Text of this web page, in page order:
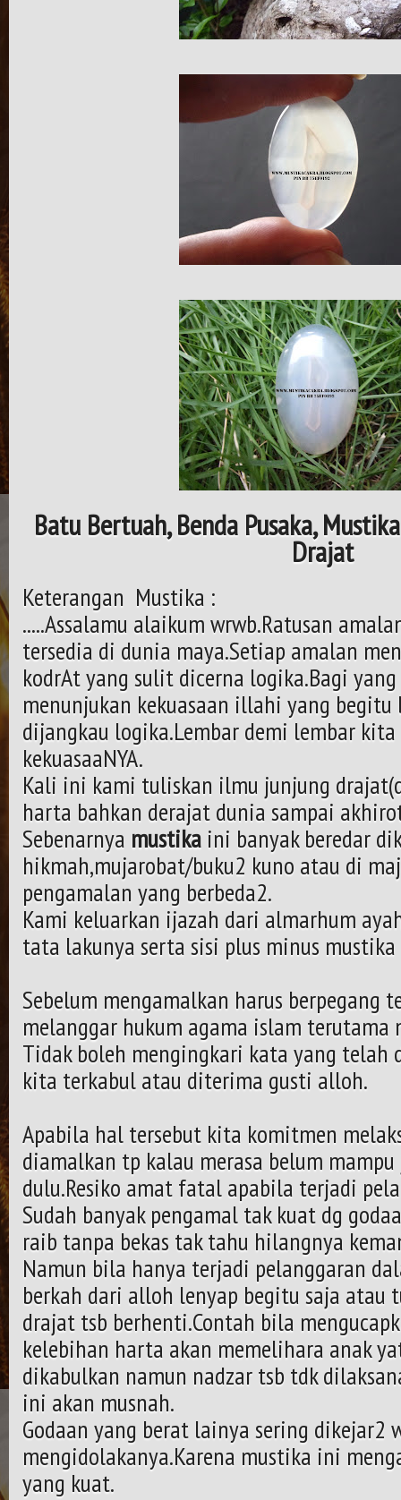
Batu Bertuah, Benda Pusaka,
Drajat
Keterangan Mustika :
.....Assalamu alaikum wrwb.Ratusan
tersedia di dunia maya.Setiap amalan
kodrAt yang sulit dicerna logika.Bagi
menunjukan kekuasaan illahi yang begitu
dijangkau logika.Lembar demi lembar
kekuasaaNYA.
Kali ini kami tuliskan ilmu junjung
harta bahkan derajat dunia sampai
Sebenarnya mustika ini banyak beredar
hikmah,mujarobat/buku2 kuno atau di
pengamalan yang berbeda2.
Kami keluarkan ijazah dari almarhum
tata lakunya serta sisi plus minus
Sebelum mengamalkan harus berpegang
melanggar hukum agama islam terutama
Tidak boleh mengingkari kata yang telah
kita terkabul atau diterima gusti alloh.
Apabila hal tersebut kita komitmen
diamalkan tp kalau merasa belum
dulu.Resiko amat fatal apabila terjadi
Sudah banyak pengamal tak kuat dg
raib tanpa bekas tak tahu hilangnya
Namun bila hanya terjadi pelanggaran
berkah dari alloh lenyap begitu saja atau
drajat tsb berhenti.Contah bila
kelebihan harta akan memelihara anak
dikabulkan namun nadzar tsb tdk
ini akan musnah.
Godaan yang berat lainya sering dikejar2
mengidolakanya.Karena mustika ini
yang kuat.